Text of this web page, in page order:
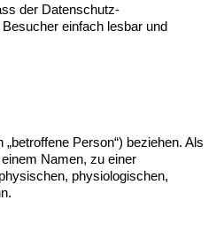
der Datenschutz-
einfach lesbar und
Person“) beziehen. Als
Namen, zu einer
physiologischen,